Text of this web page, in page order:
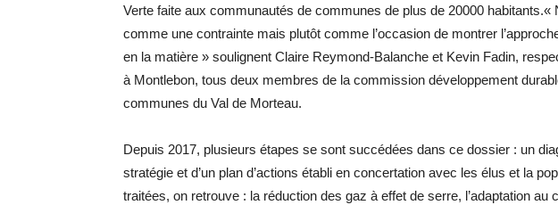
Verte faite aux communautés de communes de plus de 20000 habitants.«
comme une contrainte mais plutôt comme l’occasion de montrer
en la matière » soulignent Claire Reymond-Balanche et Kevin Fadin,
à Montlebon, tous deux membres de la commission développement
communes du Val de Morteau.
Depuis 2017, plusieurs étapes se sont succédées dans ce dossier : un
stratégie et d’un plan d’actions établi en concertation avec les élus et la
traitées, on retrouve : la réduction des gaz à effet de serre, l’adaptation au